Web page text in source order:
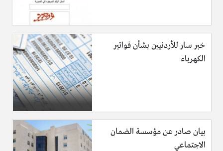
خبر سار للأردنيين بشأن فواتير
الكهرباء
بيان صادر عن مؤسسة الضمان
الاجتماعي